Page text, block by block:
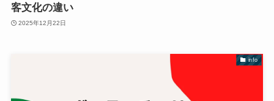
客文化の違い
2025年12月22日
info